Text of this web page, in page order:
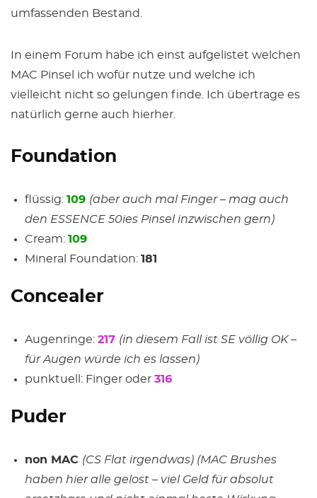
umfassenden Bestand.
In einem Forum habe ich einst aufgelistet welchen
MAC Pinsel ich wofür nutze und welche ich
vielleicht nicht so gelungen finde. Ich übertrage es
natürlich gerne auch hierher.
Foundation
flüssig: 109 (aber auch mal Finger – mag auch
den ESSENCE 50ies Pinsel inzwischen gern)
Cream: 109
Mineral Foundation: 181
Concealer
Augenringe: 217 (in diesem Fall ist SE völlig OK –
für Augen würde ich es lassen)
punktuell: Finger oder 316
Puder
non MAC (CS Flat irgendwas) (MAC Brushes
haben hier alle gelost – viel Geld für absolut